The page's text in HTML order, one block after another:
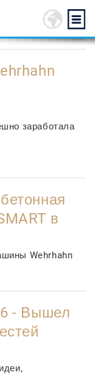
заработала
в
Wehrhahn
- Вышел